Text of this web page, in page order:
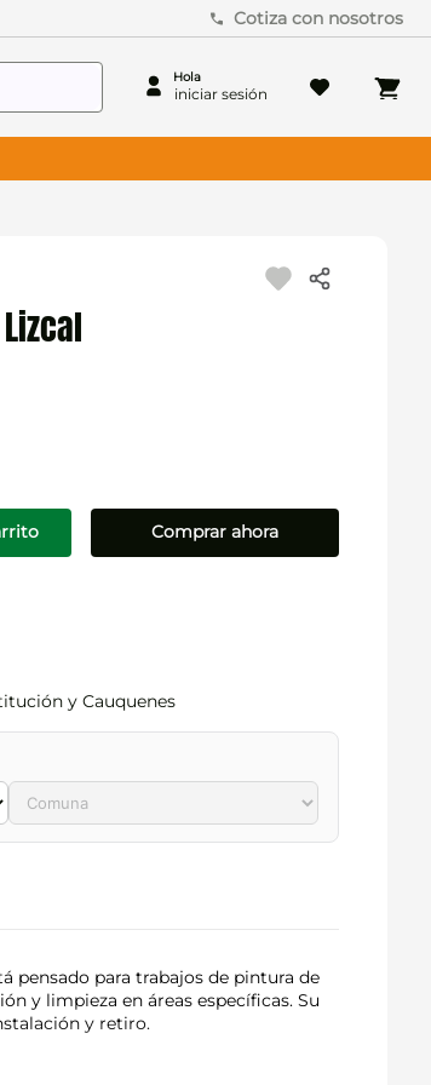
Cotiza con nosotros
Comprar ahora
y Cauquenes
pensado para trabajos de pintura de
y limpieza en áreas específicas. Su
y retiro.